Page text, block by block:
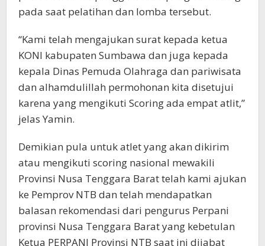
pada saat pelatihan dan lomba tersebut.
“Kami telah mengajukan surat kepada ketua
KONI kabupaten Sumbawa dan juga kepada
kepala Dinas Pemuda Olahraga dan pariwisata
dan alhamdulillah permohonan kita disetujui
karena yang mengikuti Scoring ada empat atlit,”
jelas Yamin.
Demikian pula untuk atlet yang akan dikirim
atau mengikuti scoring nasional mewakili
Provinsi Nusa Tenggara Barat telah kami ajukan
ke Pemprov NTB dan telah mendapatkan
balasan rekomendasi dari pengurus Perpani
provinsi Nusa Tenggara Barat yang kebetulan
Ketua PERPANI Provinsi NTB saat ini dijabat